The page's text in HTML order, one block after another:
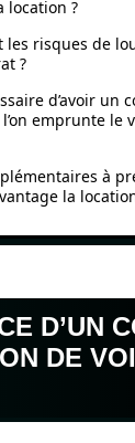
location ?
les risques de
?
d’avoir un
emprunte le
à
la
D’UN
DE